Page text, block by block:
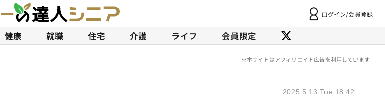
ログイン/会員登録
健康 就職 住宅 介護 ライフ 会員限定
2025.5.13 Tue 18:42